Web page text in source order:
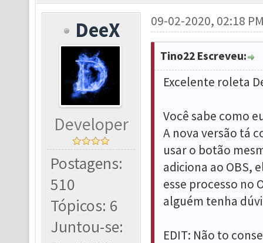
DeeX
Developer
Postagens:
510
Tópicos: 6
Juntou-se:
09-02-2020, 02:18
Tino22 Escreveu:
Excelente roleta
Você sabe como
A nova versão tá
usar o botão
adiciona ao OBS,
esse processo no
alguém tenha
EDIT: Não to